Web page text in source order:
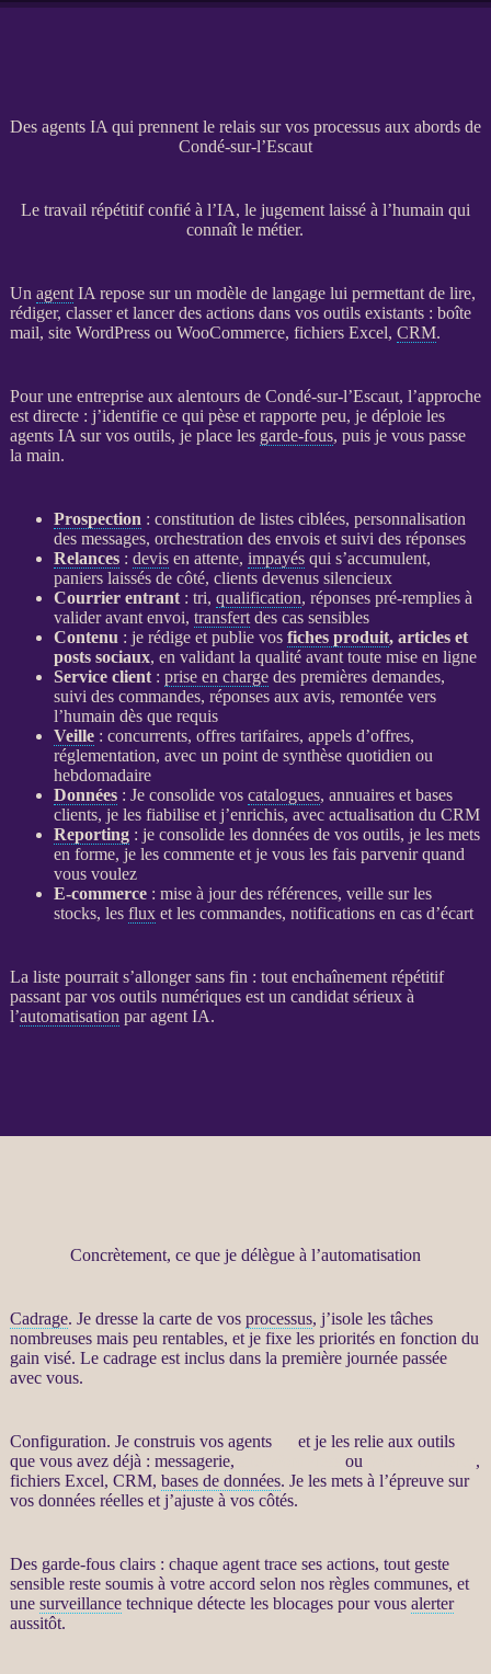
Des agents IA qui prennent le relais sur vos processus aux abords de
Condé-sur-l’Escaut
Le travail répétitif confié à l’IA, le jugement laissé à l’humain qui
connaît le métier.
Un agent IA repose sur un modèle de langage lui permettant de lire,
rédiger, classer et lancer des actions dans vos outils existants : boîte
mail, site WordPressou WooCommerce, fichiers Excel, CRM.
Pour une entreprise aux alentours de Condé-sur-l’Escaut, l’approche
est directe : j’identifie ce qui pèse et rapporte peu, je déploie les
agents IA sur vos outils, je place les garde-fous, puis je vous passe
la main.
Prospection : constitution de listes ciblées, personnalisation
des messages, orchestration des envois et suivi des réponses
Relances: devisen attente, impayésqui s’accumulent,
paniers laissés de côté, clients devenus silencieux
Courrier entrant: tri, qualification, réponses pré-remplies à
valider avant envoi, transfertdes cas sensibles
Contenu : je rédige et publie vos fiches produit, articles et
posts sociaux, en validant la qualité avant toute mise en ligne
Service client: prise en chargedes premières demandes,
suivi des commandes, réponses aux avis, remontée vers
l’humain dès que requis
Veille: concurrents, offres tarifaires, appels d’offres,
réglementation, avec un point de synthèse quotidien ou
hebdomadaire
Données: Je consolide vos catalogues, annuaires et bases
clients, je les fiabilise et j’enrichis, avec actualisation du CRM
Reporting: je consolide les donnéesde vos outils, je les mets
en forme, je les commente et je vous les fais parvenir quand
vous voulez
E-commerce: mise à jour des références, veillesur les
stocks, les fluxet les commandes, notifications en cas d’écart
La liste pourrait s’allonger sans fin : tout enchaînement répétitif
passant par vos outils numériques est un candidat sérieux à
l’automatisation paragent IA.
Concrètement, ce que je délègue à l’automatisation
Cadrage. Je dresse la carte de vos processus, j’isole les tâches
nombreuses mais peu rentables, et je fixe les priorités en fonction du
gain visé. Le cadrageest inclus dans la première journée passée
avec vous.
Configuration. Je construis vos agents
et je les relie aux outils
que vous avez déjà : messagerie,
ou
,
fichiers Excel, CRM, bases de données. Je les mets à l’épreuve sur
vos donnéesréelles et j’ajuste à vos côtés.
Des garde-fousclairs : chaque agenttrace ses actions, tout geste
sensible reste soumis à votre accord selon nos règles communes, et
une surveillancetechnique détecte les blocages pour vous alerter
aussitôt.